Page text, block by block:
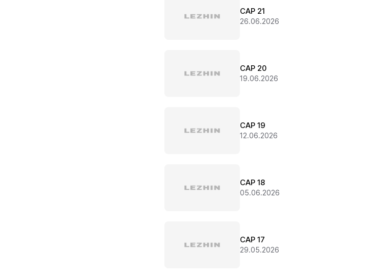
CAP 21
26.06.2026
CAP 20
19.06.2026
CAP 19
12.06.2026
CAP 18
05.06.2026
CAP 17
29.05.2026